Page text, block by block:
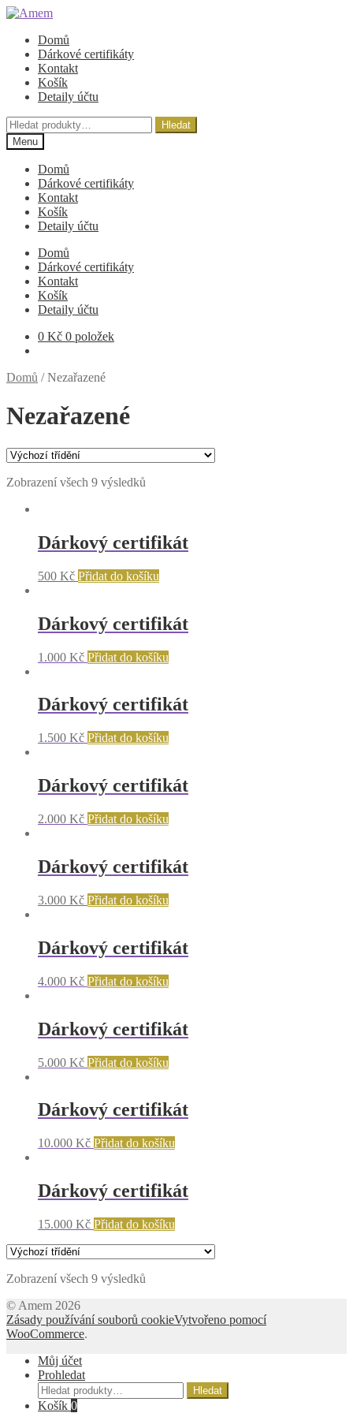
Přeskočit
navigaci
Přejít
obsahu
webu
Domů
Dárkové certifikáty
Kontakt
Košík
Detaily účtu
Hledat:
Hledat
Menu
Domů
Dárkové certifikáty
Kontakt
Košík
Detaily účtu
Domů
Dárkové certifikáty
Kontakt
Košík
Detaily účtu
0 Kč 0 položek
Domů /Nezařazené
Nezařazené
Zobrazení všech 9 výsledků
Dárkový certifikát
500 Kč Přidat do košíku
Dárkový certifikát
1.000 Kč Přidat do košíku
Dárkový certifikát
1.500 Kč Přidat do košíku
Dárkový certifikát
2.000 Kč Přidat do košíku
Dárkový certifikát
3.000 Kč Přidat do košíku
Dárkový certifikát
4.000 Kč Přidat do košíku
Dárkový certifikát
5.000 Kč Přidat do košíku
Dárkový certifikát
10.000 Kč Přidat do košíku
Dárkový certifikát
15.000 Kč Přidat do košíku
Zobrazení všech 9 výsledků
© Amem 2026
Zásady používání souborů cookieVytvořeno pomocí
WooCommerce.
Můj účet
Prohledat
Hledat:
Hledat
Košík 0